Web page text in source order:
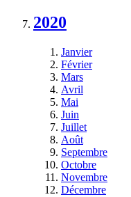
2020
Janvier
Février
Mars
Avril
Mai
Juin
Juillet
Août
Septembre
Octobre
Novembre
Décembre